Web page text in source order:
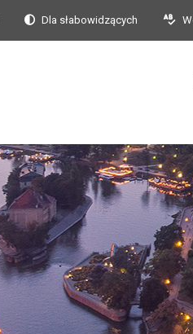
Dla słabowidzących